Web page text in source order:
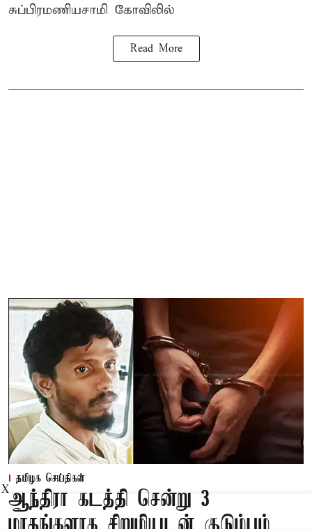
சுப்பிரமணியசாமி கோவிலில்
Read More
தமிழக செய்திகள்
ஆந்திரா கடத்தி சென்று 3
X